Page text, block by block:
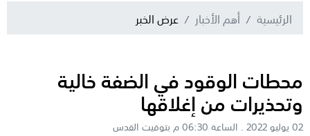
الرئيسية أهم الأخبار عرض الخبر
محطات الوقود في الضفة خالية
وتحذيرات من إغلاقها
02 يوليو 2022 . الساعة 06:30 م بتوقيت القدس